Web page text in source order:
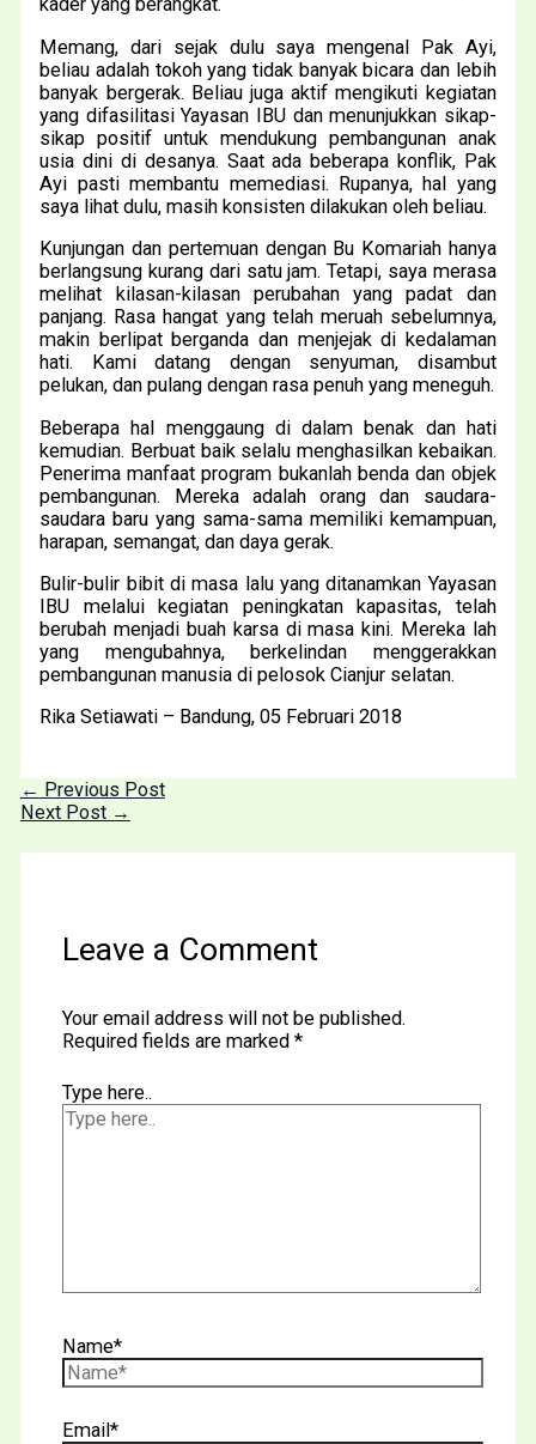
kader yang berangkat.
Memang, dari sejak dulu saya mengenal Pak Ayi,
beliau adalah tokoh yang tidak banyak bicara dan lebih
banyak bergerak. Beliau juga aktif mengikuti kegiatan
yang difasilitasi Yayasan IBU dan menunjukkan sikap-
sikap positif untuk mendukung pembangunan anak
usia dini di desanya. Saat ada beberapa konflik, Pak
Ayi pasti membantu memediasi. Rupanya, hal yang
saya lihat dulu, masih konsisten dilakukan oleh beliau.
Kunjungan dan pertemuan dengan Bu Komariah hanya
berlangsung kurang dari satu jam. Tetapi, saya merasa
melihat kilasan-kilasan perubahan yang padat dan
panjang. Rasa hangat yang telah meruah sebelumnya,
makin berlipat berganda dan menjejak di kedalaman
hati. Kami datang dengan senyuman, disambut
pelukan, dan pulang dengan rasa penuh yang meneguh.
Beberapa hal menggaung di dalam benak dan hati
kemudian. Berbuat baik selalu menghasilkan kebaikan.
Penerima manfaat program bukanlah benda dan objek
pembangunan. Mereka adalah orang dan saudara-
saudara baru yang sama-sama memiliki kemampuan,
harapan, semangat, dan daya gerak.
Bulir-bulir bibit di masa lalu yang ditanamkan Yayasan
IBU melalui kegiatan peningkatan kapasitas, telah
berubah menjadi buah karsa di masa kini. Mereka lah
yang mengubahnya, berkelindan menggerakkan
pembangunan manusia di pelosok Cianjur selatan.
Rika Setiawati – Bandung, 05 Februari 2018
← Previous Post
Next Post →
Leave a Comment
Your email address will not be published.
Required fields are marked *
Type here..
Name*
Email*